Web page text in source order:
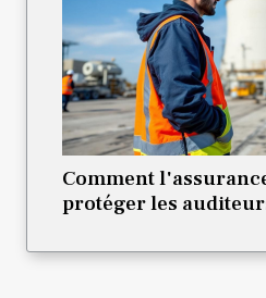
Comment
protéger les